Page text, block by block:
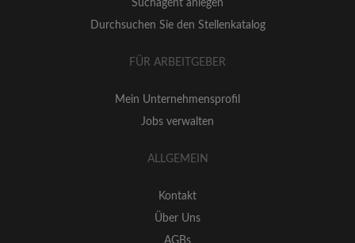
Suchagent anlegen
Durchsuchen Sie den Stellenkatalog
FÜR ARBEITGEBER
Mein Unternehmensprofil
Jobs verwalten
ALLGEMEIN
Kontakt
Über Uns
AGBs